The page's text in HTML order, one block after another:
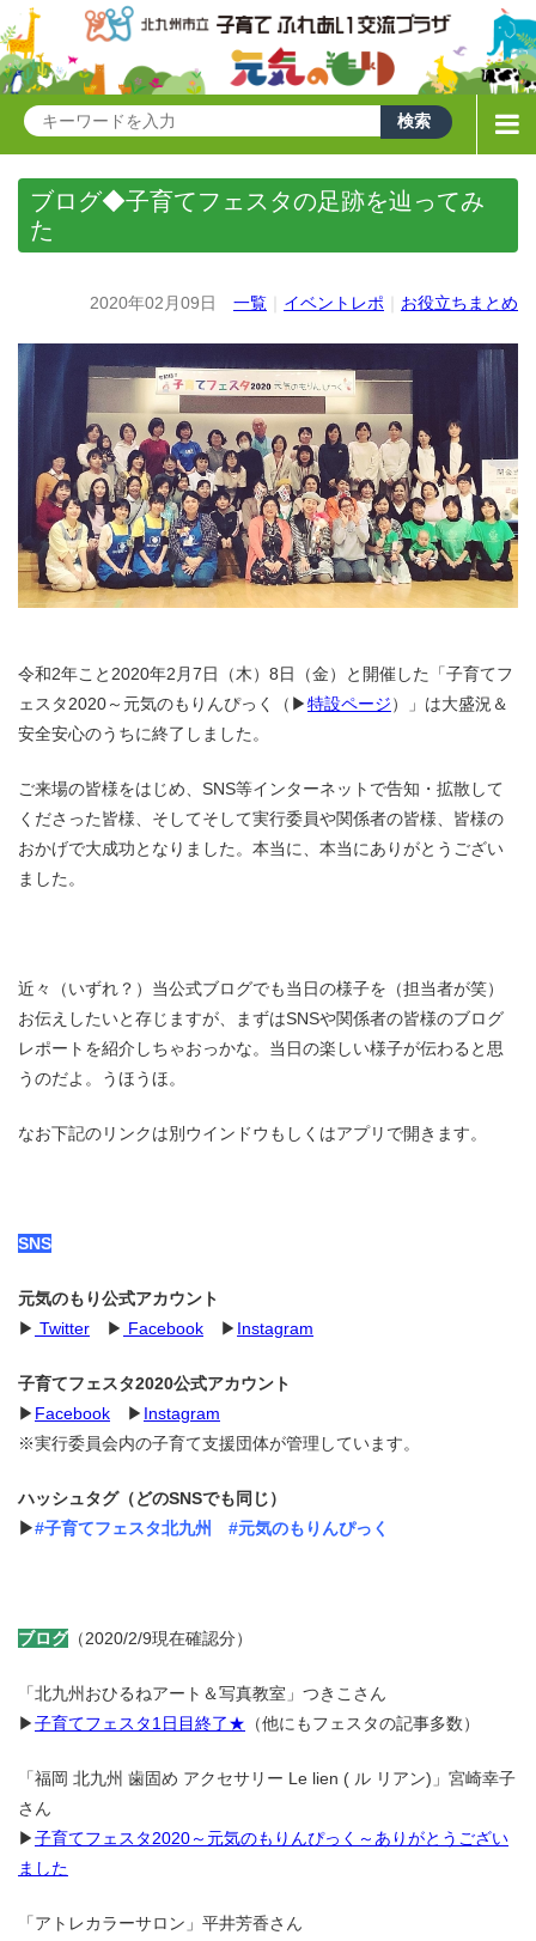
ブログ◆子育てフェスタの足跡を辿ってみ
た
2020年02月09日 一覧 イベントレポ お役立ちまとめ
令和2年こと2020年2月7日（木）8日（金）と開催した「子育てフ
ェスタ2020～元気のもりんぴっく（▶特設ページ）」は大盛況＆
安全安心のうちに終了しました。
ご来場の皆様をはじめ、SNS等インターネットで告知・拡散して
くださった皆様、そしてそして実行委員や関係者の皆様、皆様の
おかげで大成功となりました。本当に、本当にありがとうござい
ました。
近々（いずれ？）当公式ブログでも当日の様子を（担当者が笑）
お伝えしたいと存じますが、まずはSNSや関係者の皆様のブログ
レポートを紹介しちゃおっかな。当日の楽しい様子が伝わると思
うのだよ。うほうほ。
なお下記のリンクは別ウインドウもしくはアプリで開きます。
SNS
元気のもり公式アカウント
▶ Twitter ▶ Facebook ▶ Instagram
子育てフェスタ2020公式アカウント
▶ Facebook ▶ Instagram
※実行委員会内の子育て支援団体が管理しています。
ハッシュタグ（どのSNSでも同じ）
▶#子育てフェスタ北九州 #元気のもりんぴっく
ブログ （2020/2/9現在確認分）
「北九州おひるねアート＆写真教室」つきこさん
▶子育てフェスタ1日目終了★ （他にもフェスタの記事多数）
「福岡 北九州 歯固め アクセサリー Le lien ( ル リアン)」宮崎幸子
さん
▶子育てフェスタ2020～元気のもりんぴっく～ありがとうござい
ました
「アトレカラーサロン」平井芳香さん